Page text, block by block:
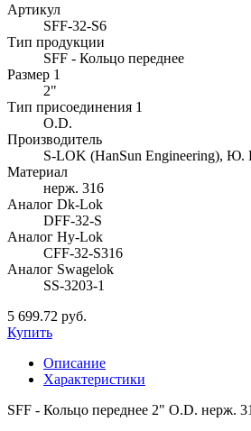
Артикул
SFF-32-S6
Тип продукции
SFF - Кольцо переднее
Размер 1
2"
Тип присоединения 1
O.D.
Производитель
S-LOK (HanSun Engineering), Ю.
Материал
нерж. 316
Аналог Dk-Lok
DFF-32-S
Аналог Hy-Lok
CFF-32-S316
Аналог Swagelok
SS-3203-1
5 699.72 руб.
Купить
Описание
Характеристики
SFF - Кольцо переднее 2" O.D. нерж.